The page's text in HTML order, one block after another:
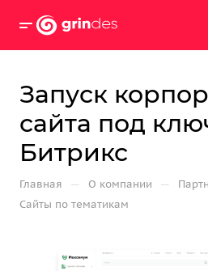
Запуск
сайта под
Битрикс
Главная — О компании —
Сайты по тематикам